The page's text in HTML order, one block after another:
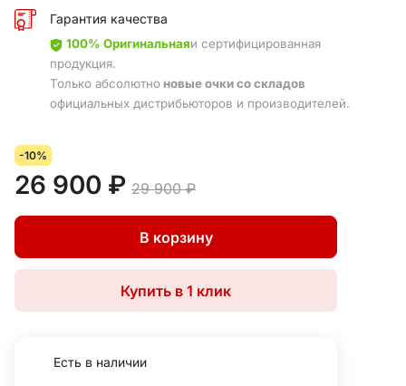
Гарантия качества
100% Оригинальнаяи сертифицированная
продукция.
Только абсолютно новые очки со складов
официальных дистрибьюторов и производителей.
-10%
26 900 ₽ 29 900 ₽
В корзину
Купить в 1 клик
Есть в наличии